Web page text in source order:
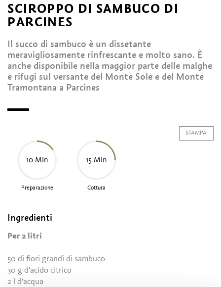
SCIROPPO DI SAMBUCO DI
PARCINES
Il succo di sambuco è un dissetante
meravigliosamente rinfrescante e molto sano. È
anche disponibile nella maggior parte delle malghe
e rifugi sul versante del Monte Sole e del Monte
Tramontana a Parcines
STAMPA
10 Min
Preparazione
15 Min
Cottura
Ingredienti
Per 2 litri
50 di fiori grandi di sambuco
30 g d'acido citrico
2 l d'acqua